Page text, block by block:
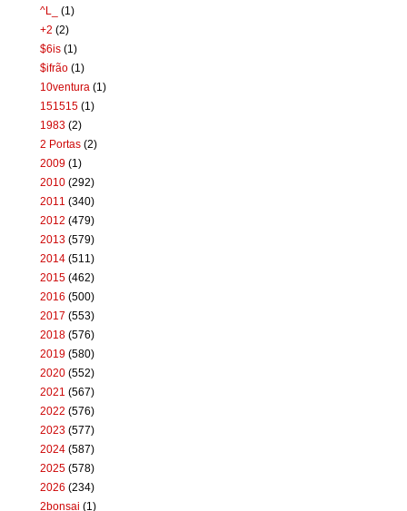
^L_
(1)
+2 (2)
$6is (1)
$ifrão (1)
10ventura (1)
151515 (1)
1983 (2)
2 Portas (2)
2009 (1)
2010 (292)
2011 (340)
2012 (479)
2013 (579)
2014 (511)
2015 (462)
2016 (500)
2017 (553)
2018 (576)
2019 (580)
2020 (552)
2021 (567)
2022 (576)
2023 (577)
2024 (587)
2025 (578)
2026 (234)
2bonsai (1)